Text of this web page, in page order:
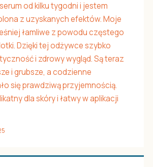
od kilku tygodni i jestem
z uzyskanych efektów. Moje
łamliwe z powodu częstego
Dzięki tej odżywce szybko
i zdrowy wygląd. Są teraz
i grubsze, a codzienne
się prawdziwą przyjemnością.
dla skóry i łatwy w aplikacji